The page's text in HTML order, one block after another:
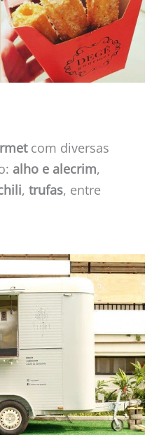
com diversas
alho e alecrim,
, trufas, entre